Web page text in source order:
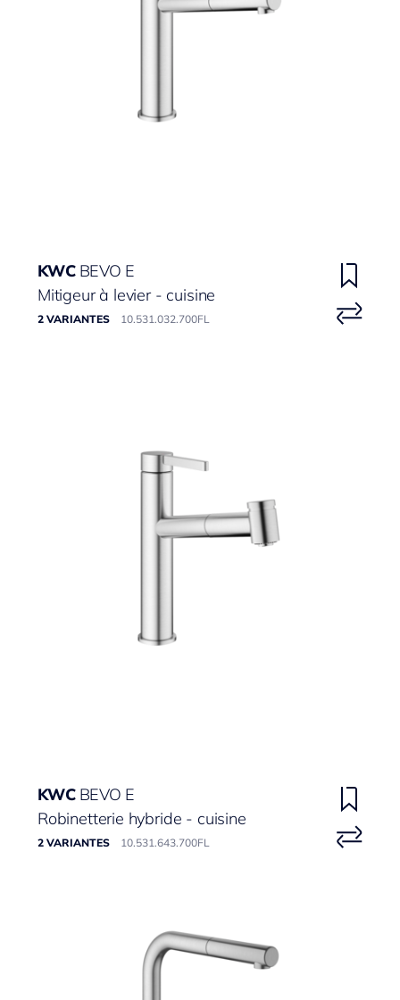
KWC BEVO E
Mitigeur à levier - cuisine
2 VARIANTES 10.531.032.700FL
KWC BEVO E
Robinetterie hybride - cuisine
2 VARIANTES 10.531.643.700FL